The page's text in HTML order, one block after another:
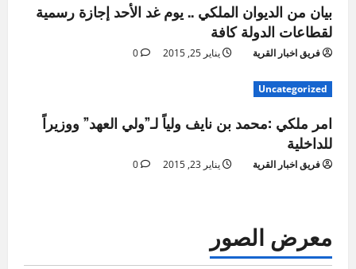
بيان من الديوان الملكي .. يوم غد الأحد إجازة رسمية
لقطاعات الدولة كافة
فريق اخبار القرية يناير 25, 2015 0
Uncategorized
امر ملكي :محمد بن نايف ولياً لـ”ولي العهد” ووزيراً
للداخلية
فريق اخبار القرية يناير 23, 2015 0
معرض الصور